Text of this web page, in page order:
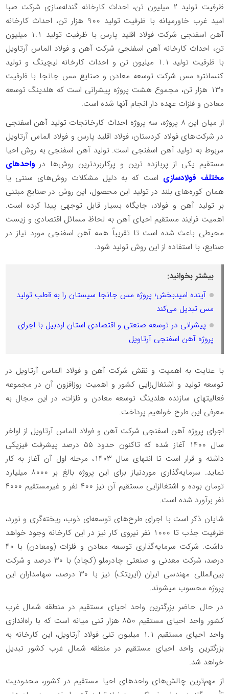
ظرفیت تولید ۲ میلیون تن، احداث کارخانه گندله‌سازی شرکت صبا
امید غرب خاورمیانه با ظرفیت تولید ۹۰۰ هزار تن، احداث کارخانه
آهن اسفنجی شرکت فولاد اقلید پارس با ظرفیت تولید ۱.۱ میلیون
تن، احداث کارخانه آهن اسفنجی شرکت آهن و فولاد الماس آرتاویل
با ظرفیت تولید ۱.۱ میلیون تن و احداث کارخانه لیچینگ و تولید
کنسانتره مس شرکت توسعه معادن و صنایع مس جانجا با ظرفیت
۱۳۰ هزار تن، مجموع هشت پروژه‌ پیشرانی است که هلدینگ توسعه
معادن و فلزات عهده­ دار انجام آنها شده است.
از میان این ۸ پروژه، سه پروژه احداث کارخانجات تولید آهن اسفنجی
در شرکت‌های فولاد کردستان، فولاد اقلید پارس و فولاد الماس آرتاویل
مربوط به تولید آهن اسفنجی است. تولید آهن اسفنجی به روش احیا
مستقیم یکی از پربازده ترین و پرکاربردترین روش‌ها در واحدهای
مختلف فولادسازی است که به دلیل مشکلات روش‌های سنتی یا
همان کوره‌های بلند در تولید این محصول، این روش در صنایع مبتنی
بر تولید آهن و فولاد، جایگاه بسیار قابل توجهی پیدا کرده است.
اهمیت فرایند مستقیم احیای آهن به لحاظ مسائل اقتصادی و زیست
محیطی باعث شده است تا تقریباً همه آهن اسفنجی مورد نیاز در
صنایع، با استفاده از این روش تولید شود.
بیشتر بخوانید:
آینده امیدبخش؛ پروژه مس جانجا سیستان را به قطب تولید
مس تبدیل می‌کند
پیشرانی در توسعه صنعتی و اقتصادی استان اردبیل با اجرای
پروژه آهن اسفنجی آرتاویل
با عنایت به اهمیت و نقش شرکت آهن و فولاد الماس آرتاویل در
توسعه تولید و اشتغال‌زایی کشور و اهمیت روزافزون آن در مجموعه
فعالیتهای سازنده هلدینگ توسعه معادن و فلزات، در این مجال به
معرفی این طرح خواهیم پرداخت.
اجرای پروژه آهن اسفنجی شرکت آهن و فولاد الماس آرتاویل از اواخر
سال ۱۴۰۰ آغاز شده که تاکنون حدود ۵۵ درصد پیشرفت فیزیکی
داشته و قرار است تا انتهای سال ۱۴۰۳، مرحله اول آن آغاز به کار
نماید. سرمایه‌گذاری موردنیاز برای این پروژه بالغ بر ۸۰۰۰ میلیارد
تومان بوده و اشتغالزایی مستقیم آن نیز ۴۰۰ نفر و غیرمستقیم ۴۰۰۰
نفر برآورد شده است.
شایان ذکر است با اجرای طرح‌های توسعه‌ای ذوب، ریخته‌گری و نورد،
ظرفیت جذب تا ۱۰۰۰ نفر نیروی کار نیز در این کارخانه وجود خواهد
داشت. شرکت سرمایه‌گذاری توسعه معادن و فلزات (ومعادن) با ۴۰
درصد، شرکت معدنی و صنعتی چادرملو (کچاد) با ۳۰ درصد و شرکت‌
بین‌المللی مهندسی ایران (ایریتک) نیز با ۳۰ درصد، سهامداران این
پروژه محسوب می­شوند.
در حال حاضر بزرگترین واحد احیای مستقیم در منطقه شمال غرب
کشور واحد احیای مستقیم ۸۵۰ هزار تنی میانه است که با راه‌اندازی
واحد احیای مستقیم ۱.۱ میلیون تنی فولاد آرتاویل، این کارخانه به
بزرگترین واحد احیای مستقیم در منطقه شمال غرب کشور تبدیل
خواهد شد.
از مهم‌ترین چالش‌های واحدهای احیا مستقیم در کشور، محدودیت